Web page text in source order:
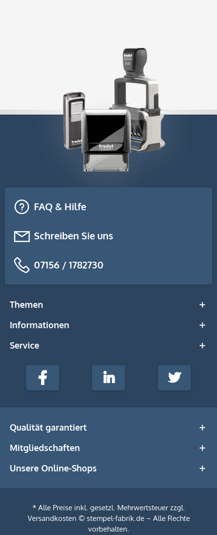
FAQ & Hilfe
Schreiben Sie uns
07156 / 1782730
Themen
Informationen
Service
stempel-
Media
Facebook LinkedIn Twitter
Qualität garantiert
Mitgliedschaften
Unsere Online-Shops
* Alle Preise inkl. gesetzl. Mehrwertsteuer zzgl.
Versandkosten © stempel-fabrik.de – Alle Rechte
vorbehalten.